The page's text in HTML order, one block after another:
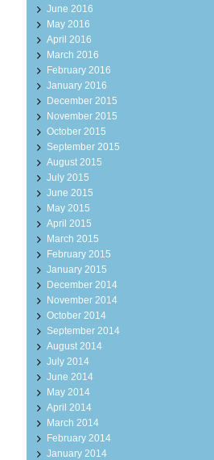
June 2016
May 2016
April 2016
March 2016
February 2016
January 2016
December 2015
November 2015
October 2015
September 2015
August 2015
July 2015
June 2015
May 2015
April 2015
March 2015
February 2015
January 2015
December 2014
November 2014
October 2014
September 2014
August 2014
July 2014
June 2014
May 2014
April 2014
March 2014
February 2014
January 2014